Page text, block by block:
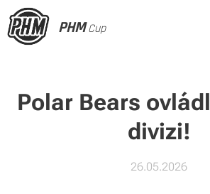
PHMCup
Polar Bears
divizi!
26.05.2026